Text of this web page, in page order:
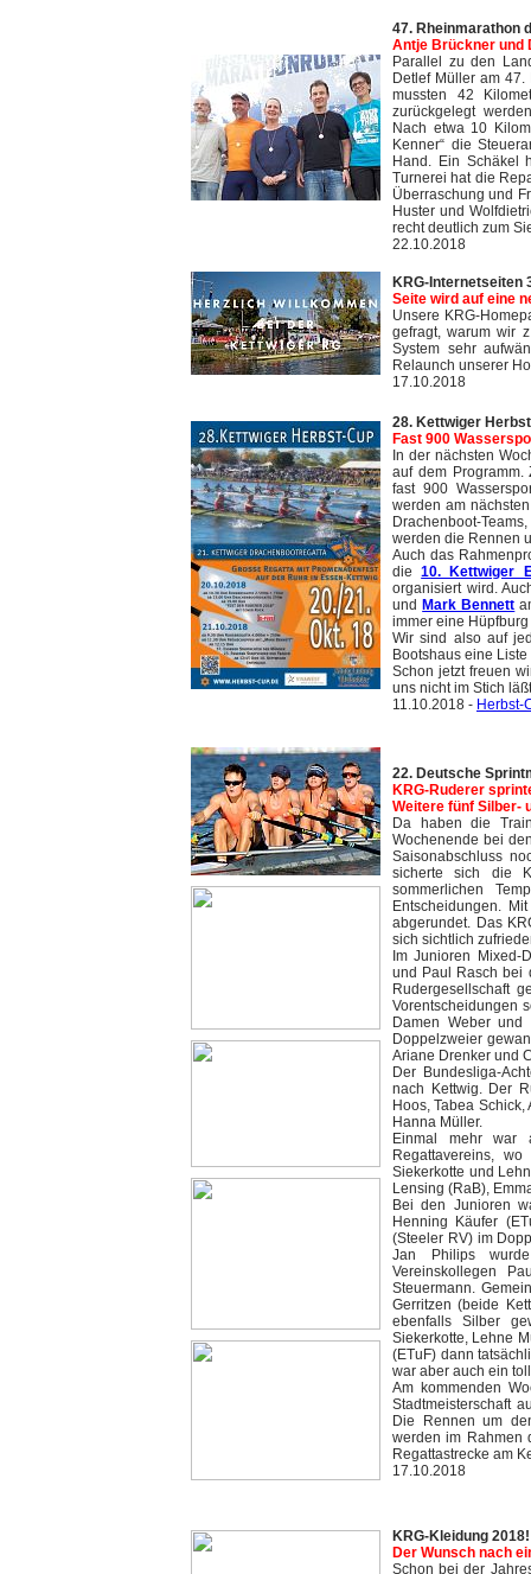
47. Rheinmarathon
Antje Brückner und
Parallel zu den
Detlef Müller am
mussten 42
zurückgelegt
Nach etwa 10
Kenner“ die
Hand. Ein Schäkel
Turnerei hat die
Überraschung und
Huster und
recht deutlich zum
22.10.2018
KRG-Internetseiten
Seite wird auf eine
Unsere KRG-
gefragt, warum wir
System sehr
Relaunch unserer
17.10.2018
28. Kettwiger
Fast 900
In der nächsten
auf dem Programm.
fast 900
werden am
Drachenboot-
werden die Rennen
Auch das
die10. Kettwiger
organisiert wird.
und Mark Bennett
immer eine
Wir sind also auf
Bootshaus eine
Schon jetzt freuen
uns nicht im Stich
11.10.2018 - Herbst-
22. Deutsche
KRG-Ruderer
Weitere fünf Silber-
Da haben die
Wochenende bei
Saisonabschluss
sicherte sich die
sommerlichen
Entscheidungen.
abgerundet. Das
sich sichtlich
Im Junioren Mixed-
und Paul Rasch bei
Rudergesellschaft
Vorentscheidungen
Damen Weber und
Doppelzweier
Ariane Drenker und
Der Bundesliga-
nach Kettwig. Der
Hoos, Tabea
Hanna Müller.
Einmal mehr war
Regattavereins,
Siekerkotte und
Lensing (RaB),
Bei den Junioren
Henning Käufer
(Steeler RV) im
Jan Philips
Vereinskollegen
Steuermann.
Gerritzen (beide
ebenfalls Silber
Siekerkotte, Lehne
(ETuF) dann
war aber auch ein
Am kommenden
Stadtmeisterschaft
Die Rennen um
werden im Rahmen
Regattastrecke am
17.10.2018
KRG-Kleidung 2018!
Der Wunsch nach
Schon bei der